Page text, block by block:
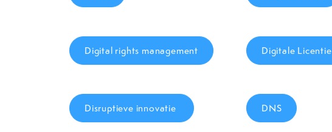
Digital rights management Digitale Licentie
Disruptieve innovatie DNS